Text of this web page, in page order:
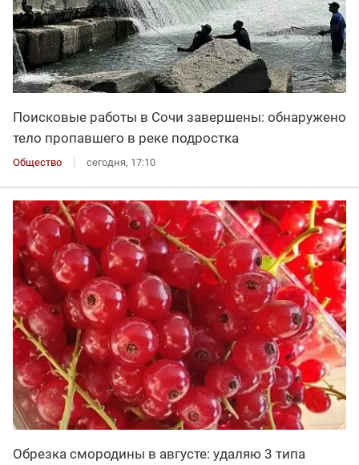
Поисковые работы в Сочи завершены: обнаружено
тело пропавшего в реке подростка
Общество сегодня, 17:10
Обрезка смородины в августе: удаляю 3 типа